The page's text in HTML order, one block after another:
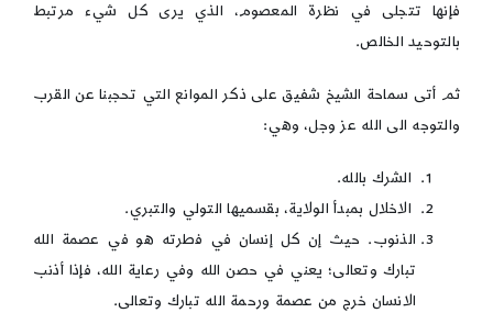
فإنها تتجلى في نظرة المعصوم، الذي يرى كل شيء مرتبط
بالتوحيد الخالص.
ثم أتى سماحة الشيخ شفيق على ذكر الموانع التي تحجبنا عن القرب
والتوجه الى الله عز وجل، وهي:
الشرك بالله.
الاخلال بمبدأ الولاية، بقسميها التولي والتبري.
الذنوب. حيث إن كل إنسان في فطرته هو في عصمة الله
تبارك وتعالى؛ يعني في حصن الله وفي رعاية الله، فإذا أذنب
الانسان خرج من عصمة ورحمة الله تبارك وتعالى.